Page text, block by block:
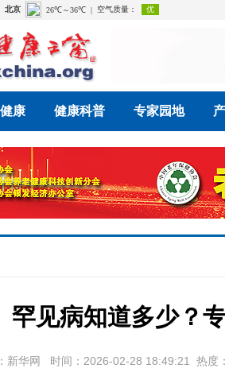
康 健康科普 专家园地
罕见病知道多少？
新华网 时间：2026-02-28 18:49:21 热度